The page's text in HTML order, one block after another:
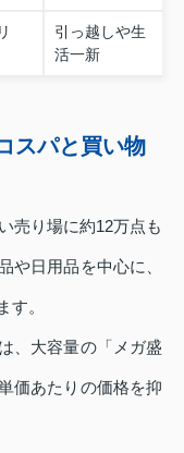
引っ越しや生
活一新
スパと買い物
売り場に約12万点も
や日用品を中心に、
す。
、大容量の「メガ盛
価あたりの価格を抑